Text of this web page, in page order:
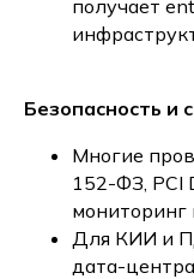
получает
Безопасность и
Многие
152-ФЗ, PCI
Для КИИ и
дата-